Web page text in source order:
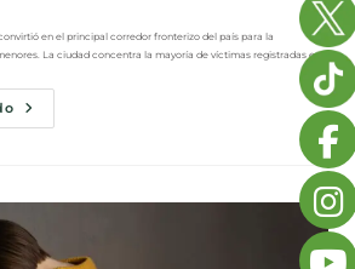
en el principal corredor fronterizo del país para la
La ciudad concentra la mayoría de víctimas registradas en…